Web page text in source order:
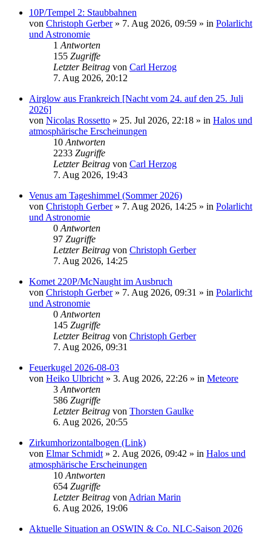
10P/Tempel 2: Staubbahnen
von Christoph Gerber» 7. Aug 2026, 09:59 » in Polarlicht
und Astronomie
1 Antworten
155 Zugriffe
Letzter Beitrag von Carl Herzog
7. Aug 2026, 20:12
Airglow aus Frankreich [Nacht vom 24. auf den 25. Juli
2026]
von Nicolas Rossetto » 25. Jul 2026, 22:18 » in Halos und
atmosphärische Erscheinungen
10 Antworten
2233 Zugriffe
Letzter Beitrag von Carl Herzog
7. Aug 2026, 19:43
Venus am Tageshimmel (Sommer 2026)
von Christoph Gerber» 7. Aug 2026, 14:25 » in Polarlicht
und Astronomie
0 Antworten
97 Zugriffe
Letzter Beitrag von Christoph Gerber
7. Aug 2026, 14:25
Komet 220P/McNaught im Ausbruch
von Christoph Gerber» 7. Aug 2026, 09:31 » in Polarlicht
und Astronomie
0 Antworten
145 Zugriffe
Letzter Beitrag von Christoph Gerber
7. Aug 2026, 09:31
Feuerkugel 2026-08-03
von Heiko Ulbricht » 3. Aug 2026, 22:26 » in Meteore
3 Antworten
586 Zugriffe
Letzter Beitrag von Thorsten Gaulke
6. Aug 2026, 20:55
Zirkumhorizontalbogen (Link)
von Elmar Schmidt » 2. Aug 2026, 09:42 » in Halos und
atmosphärische Erscheinungen
10 Antworten
654 Zugriffe
Letzter Beitrag von Adrian Marin
6. Aug 2026, 19:06
Aktuelle Situation an OSWIN & Co. NLC-Saison 2026